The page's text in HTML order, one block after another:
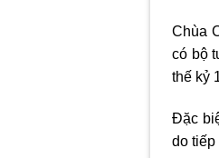
Chùa
có bộ
thế kỷ
Đặc
do